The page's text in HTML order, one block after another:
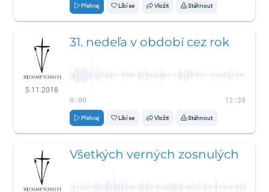
Přehraj Líbí se Vložit Stáhnout
5.11.2018
31. nedeľa v období cez rok
0:00 12:38
Přehraj Líbí se Vložit Stáhnout
Všetkých verných zosnulých